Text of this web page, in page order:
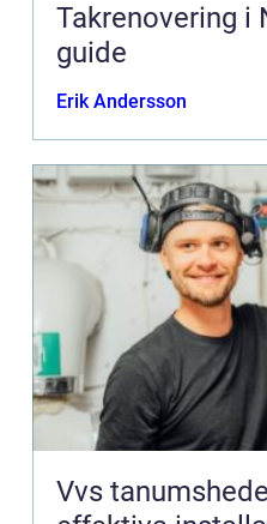
Takrenovering i
guide
Erik Andersson
Vvs